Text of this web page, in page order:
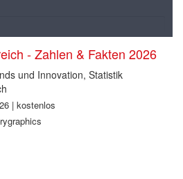
- Zahlen & Fakten 2026
und Innovation, Statistik
| kostenlos